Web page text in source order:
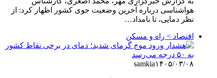
هواشناسی درباره آخرین وضعیت جوی کشور اظهار کرد: از
نظر دمایی، تا بامداد…
اقتصاد > راه و مسکن
samkia۱۴۰۵/۰۳/۰۸